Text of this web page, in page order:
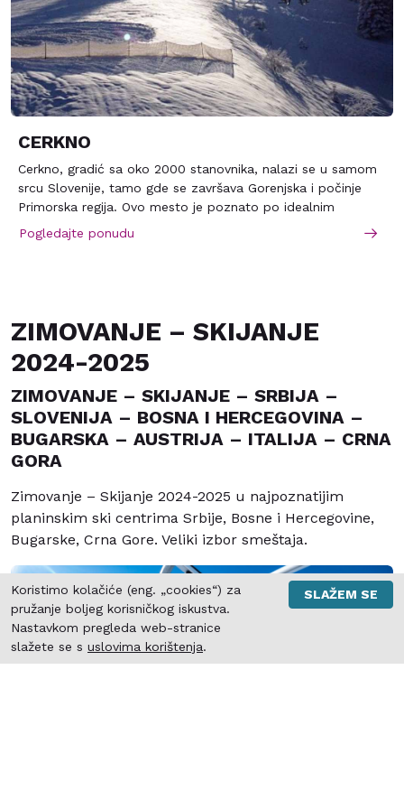
CERKNO
Cerkno, gradić sa oko 2000 stanovnika, nalazi se u samom
srcu Slovenije, tamo gde se završava Gorenjska i počinje
Primorska regija. Ovo mesto je poznato po idealnim
uslovima za odmor, kako leti, tako i tokom zime. Iznad
mesta se prostire istoimeno skijalište. Skijalište Cerkno je u
visinama od 935 m do 1.291 m.
Pogledajte ponudu
ZIMOVANJE – SKIJANJE
2024-2025
ZIMOVANJE – SKIJANJE – SRBIJA –
SLOVENIJA – BOSNA I HERCEGOVINA –
BUGARSKA – AUSTRIJA – ITALIJA – CRNA
GORA
Zimovanje – Skijanje 2024-2025 u najpoznatijim
planinskim ski centrima Srbije, Bosne i Hercegovine,
Bugarske, Crna Gore. Veliki izbor smeštaja.
Koristimo kolačiće (eng. „cookies“) za
pružanje boljeg korisničkog iskustva.
Nastavkom pregleda web-stranice
slažete se s uslovima korištenja.
SLAŽEM SE